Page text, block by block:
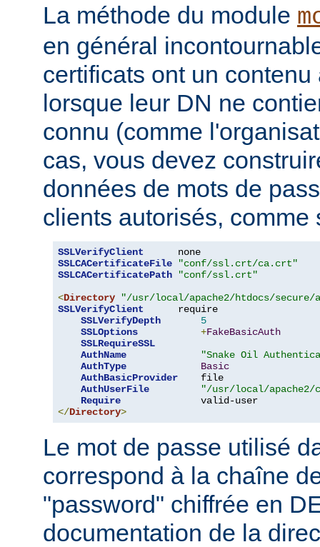
La méthode du module
en général
certificats ont un contenu
lorsque leur DN ne
connu (comme
cas, vous devez
données de mots de
clients autorisés, comme
SSLVerifyClient
SSLCACertificateFile
"conf/ssl.crt/ca.crt"
SSLCACertificatePath
"conf/ssl.crt"
<Directory
"/usr/local/apache2/htdocs/secure/
SSLVerifyClient
      require
SSLVerifyDepth
5
SSLOptions
+FakeBasicAuth
SSLRequireSSL
AuthName
"Snake Oil
AuthType
Basic
AuthBasicProvider
    file
AuthUserFile
"/usr/local/apache2/
Require
</Directory>
Le mot de passe utilisé
correspond à la chaîne
"password" chiffrée en
documentation de la